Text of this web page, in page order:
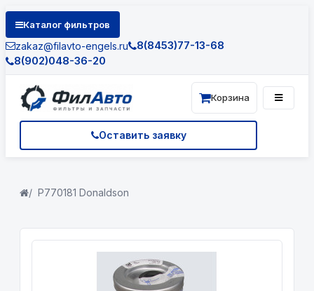
Каталог фильтров
zakaz@filavto-engels.ru
8(8453)77-13-68
8(902)048-36-20
Оставить заявку
Корзина
P770181 Donaldson